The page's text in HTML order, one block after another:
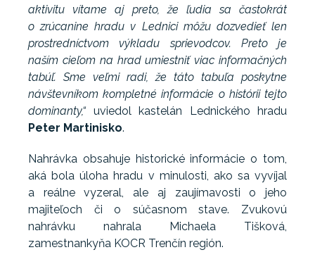
aktivitu vítame aj preto, že ľudia sa častokrát
o zrúcanine hradu v Lednici môžu dozvedieť len
prostredníctvom výkladu sprievodcov. Preto je
naším cieľom na hrad umiestniť viac informačných
tabúľ. Sme veľmi radi, že táto tabuľa poskytne
návštevníkom kompletné informácie o histórii tejto
dominanty,“ uviedol kastelán Lednického hradu
Peter Martinisko.
Nahrávka obsahuje historické informácie o tom,
aká bola úloha hradu v minulosti, ako sa vyvíjal
a reálne vyzeral, ale aj zaujímavosti o jeho
majiteľoch či o súčasnom stave. Zvukovú
nahrávku nahrala Michaela Tišková,
zamestnankyňa KOCR Trenčín región.